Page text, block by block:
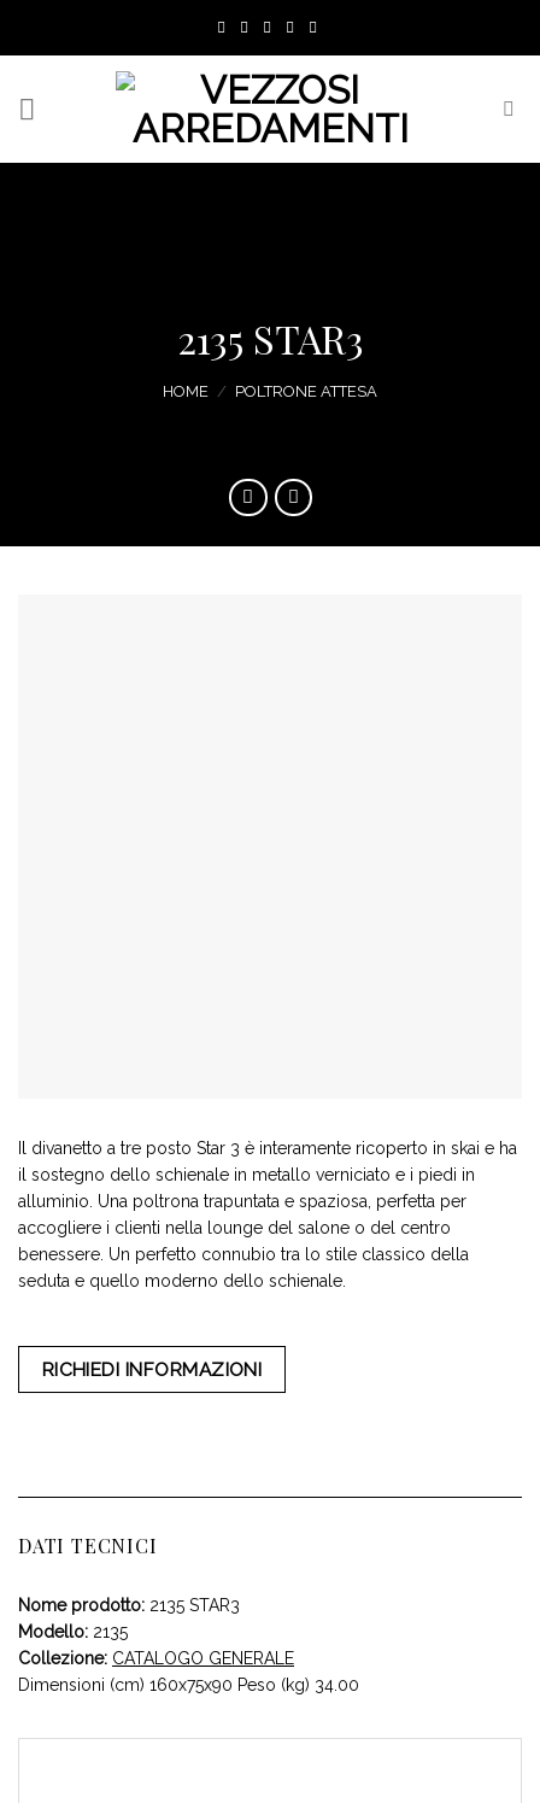
2135 STAR3
HOME / POLTRONE ATTESA
Il divanetto a tre posto Star 3 è interamente ricoperto in skai e ha
il sostegno dello schienale in metallo verniciato e i piedi in
alluminio. Una poltrona trapuntata e spaziosa, perfetta per
accogliere i clienti nella lounge del salone o del centro
benessere. Un perfetto connubio tra lo stile classico della
seduta e quello moderno dello schienale.
RICHIEDI INFORMAZIONI
DATI TECNICI
Nome prodotto: 2135 STAR3
Modello: 2135
Collezione: CATALOGO GENERALE
Dimensioni (cm) 160x75x90 Peso (kg) 34.00